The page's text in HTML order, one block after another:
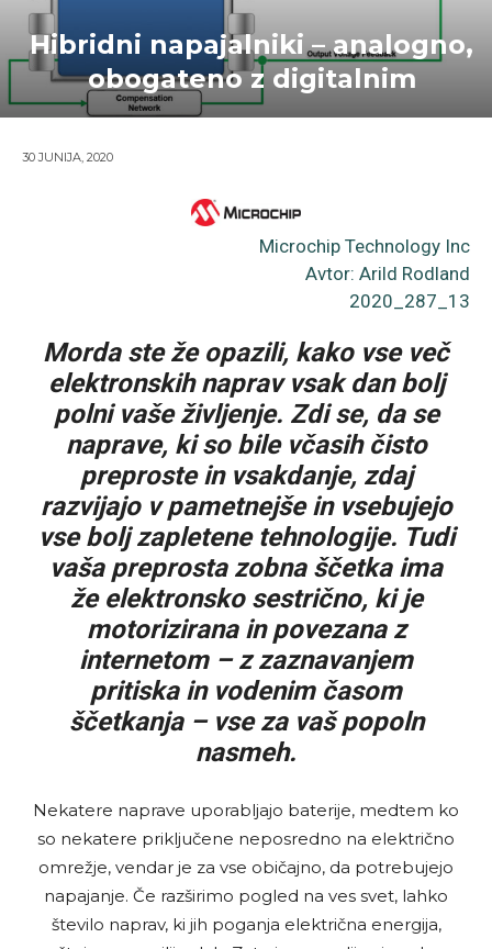
Hibridni napajalniki – analogno,
obogateno z digitalnim
30 JUNIJA, 2020
Microchip Technology Inc
Avtor: Arild Rodland
2020_287_13
Morda ste že opazili, kako vse več
elektronskih naprav vsak dan bolj
polni vaše življenje. Zdi se, da se
naprave, ki so bile včasih čisto
preproste in vsakdanje, zdaj
razvijajo v pametnejše in vsebujejo
vse bolj zapletene tehnologije. Tudi
vaša preprosta zobna ščetka ima
že elektronsko sestrično, ki je
motorizirana in povezana z
internetom – z zaznavanjem
pritiska in vodenim časom
ščetkanja – vse za vaš popoln
nasmeh.
Nekatere naprave uporabljajo baterije, medtem ko
so nekatere priključene neposredno na električno
omrežje, vendar je za vse običajno, da potrebujejo
napajanje. Če razširimo pogled na ves svet, lahko
število naprav, ki jih poganja električna energija,